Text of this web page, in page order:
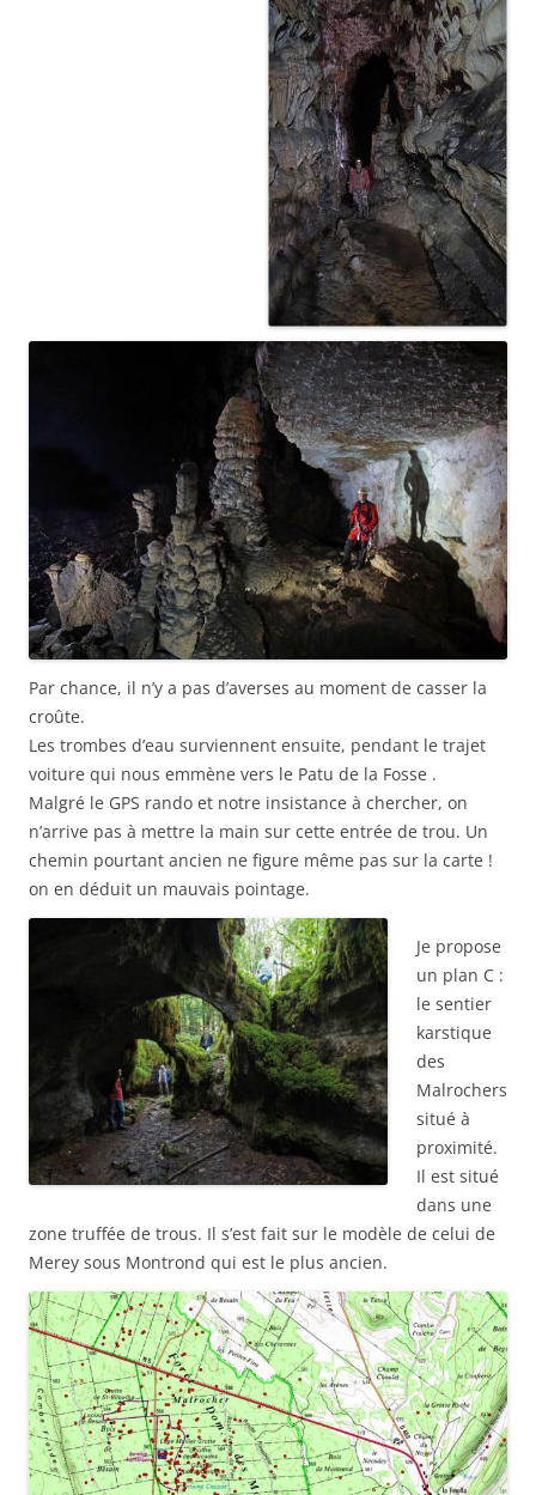
Par chance, il n’y a pas d’averses au moment de casser la
croûte.
Les trombes d’eau surviennent ensuite, pendant le trajet
voiture qui nous emmène vers le Patu de la Fosse .
Malgré le GPS rando et notre insistance à chercher, on
n’arrive pas à mettre la main sur cette entrée de trou. Un
chemin pourtant ancien ne figure même pas sur la carte !
on en déduit un mauvais pointage.
Je propose
un plan C :
le sentier
karstique
des
Malrochers
situé à
proximité.
Il est situé
dans une
zone truffée de trous. Il s’est fait sur le modèle de celui de
Merey sous Montrond qui est le plus ancien.